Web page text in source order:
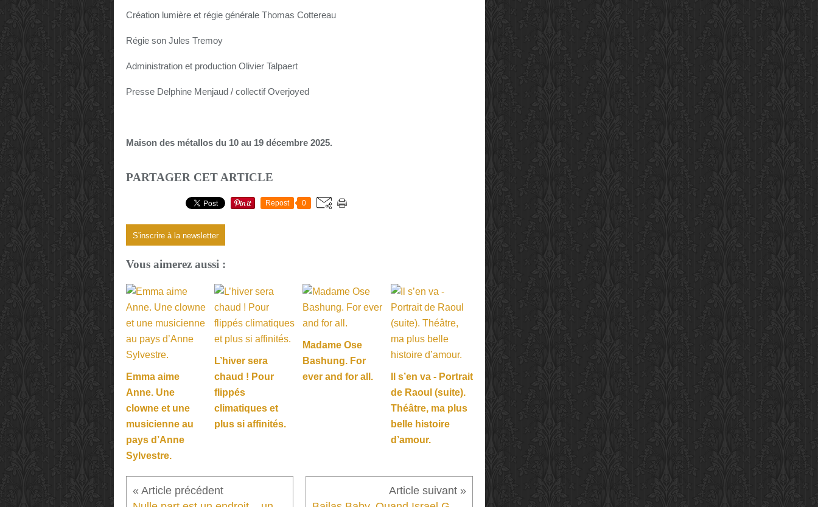
Création lumière et régie générale Thomas Cottereau
Régie son Jules Tremoy
Administration et production Olivier Talpaert
Presse Delphine Menjaud / collectif Overjoyed
Maison des métallos du 10 au 19 décembre 2025.
PARTAGER CET ARTICLE
Repost 0
S'inscrire à la newsletter
Vous aimerez aussi :
Emma aime
Anne. Une
clowne et une
musicienne au
pays d’Anne
Sylvestre.
L’hiver sera
chaud ! Pour
flippés
climatiques et
plus si affinités.
Madame Ose
Bashung. For
ever and for all.
Il s’en va - Portrait
de Raoul (suite).
Théâtre, ma plus
belle histoire
d’amour.